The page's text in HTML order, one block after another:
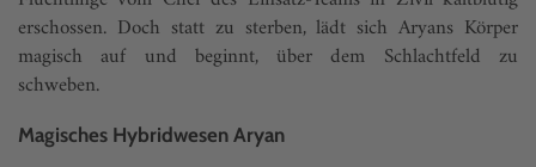
erschossen. Doch statt zu sterben, lädt sich Aryans Körper
magisch auf und beginnt, über dem Schlachtfeld zu
schweben.
Magisches Hybridwesen Aryan